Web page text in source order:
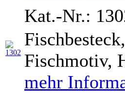
Kat.-Nr.:
Fischmotiv,
mehr